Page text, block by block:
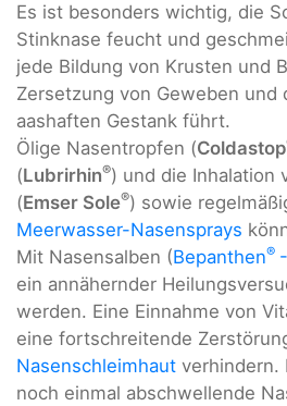
Es ist besonders wichtig, die
Stinknase feucht und
jede Bildung von Krusten und
Zersetzung von Geweben und
aashaften Gestank führt.
Ölige Nasentropfen (Coldastop
(Lubrirhin®) und die Inhalation
(Emser Sole®) sowie
Meerwasser-Nasensprays
Mit Nasensalben (Bepanthen®
ein annähernder
werden. Eine Einnahme von
eine fortschreitende
Nasenschleimhaut verhindern.
noch einmal abschwellende